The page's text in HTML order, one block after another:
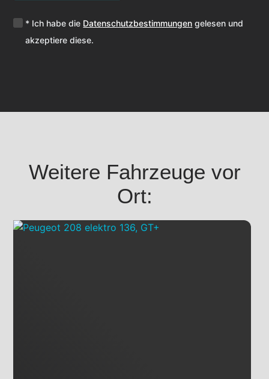
* Ich habe die Datenschutzbestimmungen gelesen und
akzeptiere diese.
Weitere Fahrzeuge vor
Ort: